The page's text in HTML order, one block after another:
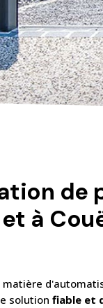
de
à
solutionfiable et